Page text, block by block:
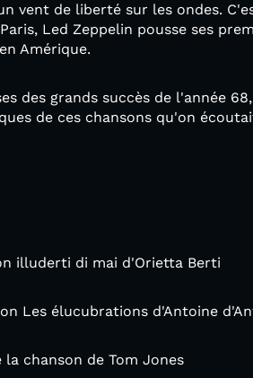
vent de liberté sur les ondes.
Led Zeppelin pousse ses
Amérique.
des grands succès de l'année
de ces chansons qu'on
illuderti di mai d'Orietta Berti
Les élucubrations d'Antoine
chanson de Tom Jones